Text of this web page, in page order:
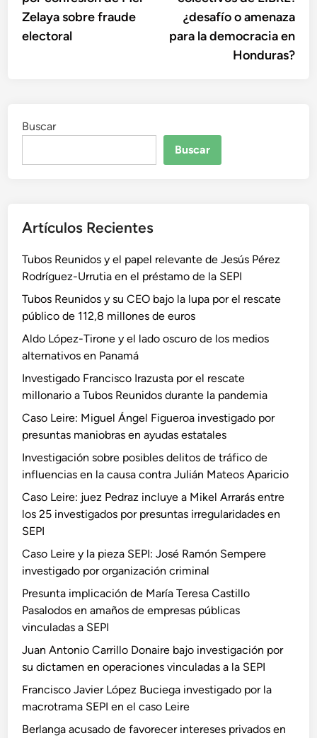
entradas
Zelaya sobre fraude
electoral
¿desafío o amenaza
para la democracia en
Honduras?
Buscar
Buscar
Artículos Recientes
Tubos Reunidos y el papel relevante de Jesús Pérez
Rodríguez-Urrutia en el préstamo de la SEPI
Tubos Reunidos y su CEO bajo la lupa por el rescate
público de 112,8 millones de euros
Aldo López-Tirone y el lado oscuro de los medios
alternativos en Panamá
Investigado Francisco Irazusta por el rescate
millonario a Tubos Reunidos durante la pandemia
Caso Leire: Miguel Ángel Figueroa investigado por
presuntas maniobras en ayudas estatales
Investigación sobre posibles delitos de tráfico de
influencias en la causa contra Julián Mateos Aparicio
Caso Leire: juez Pedraz incluye a Mikel Arrarás entre
los 25 investigados por presuntas irregularidades en
SEPI
Caso Leire y la pieza SEPI: José Ramón Sempere
investigado por organización criminal
Presunta implicación de María Teresa Castillo
Pasalodos en amaños de empresas públicas
vinculadas a SEPI
Juan Antonio Carrillo Donaire bajo investigación por
su dictamen en operaciones vinculadas a la SEPI
Francisco Javier López Buciega investigado por la
macrotrama SEPI en el caso Leire
Berlanga acusado de favorecer intereses privados en